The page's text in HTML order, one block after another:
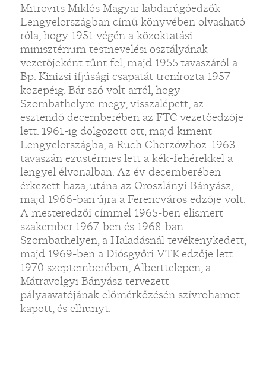
Mitrovits Miklós Magyar labdarúgóedzők
Lengyelországban című könyvében olvasható
róla, hogy 1951 végén a közoktatási
minisztérium testnevelési osztályának
vezetőjeként tűnt fel, majd 1955 tavaszától a
Bp. Kinizsi ifjúsági csapatát trenírozta 1957
közepéig. Bár szó volt arról, hogy
Szombathelyre megy, visszalépett, az
esztendő decemberében az FTC vezetőedzője
lett. 1961-ig dolgozott ott, majd kiment
Lengyelországba, a Ruch Chorzówhoz. 1963
tavaszán ezüstérmes lett a kék-fehérekkel a
lengyel élvonalban. Az év decemberében
érkezett haza, utána az Oroszlányi Bányász,
majd 1966-ban újra a Ferencváros edzője volt.
A mesteredzői címmel 1965-ben elismert
szakember 1967-ben és 1968-ban
Szombathelyen, a Haladásnál tevékenykedett,
majd 1969-ben a Diósgyőri VTK edzője lett.
1970 szeptemberében, Alberttelepen, a
Mátravölgyi Bányász tervezett
pályaavatójának előmérkőzésén szívrohamot
kapott, és elhunyt.